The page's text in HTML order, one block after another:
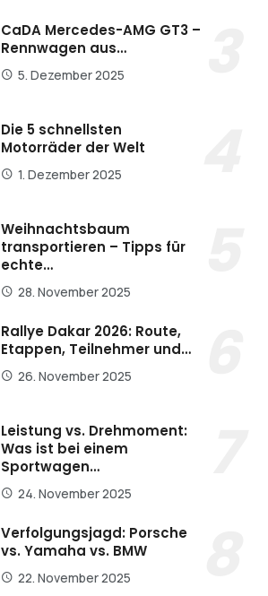
CaDA Mercedes-AMG GT3 –
Rennwagen aus…
5. Dezember 2025
Die 5 schnellsten
Motorräder der Welt
1. Dezember 2025
Weihnachtsbaum
transportieren – Tipps für
echte…
28. November 2025
Rallye Dakar 2026: Route,
Etappen, Teilnehmer und…
26. November 2025
Leistung vs. Drehmoment:
Was ist bei einem
Sportwagen…
24. November 2025
Verfolgungsjagd: Porsche
vs. Yamaha vs. BMW
22. November 2025